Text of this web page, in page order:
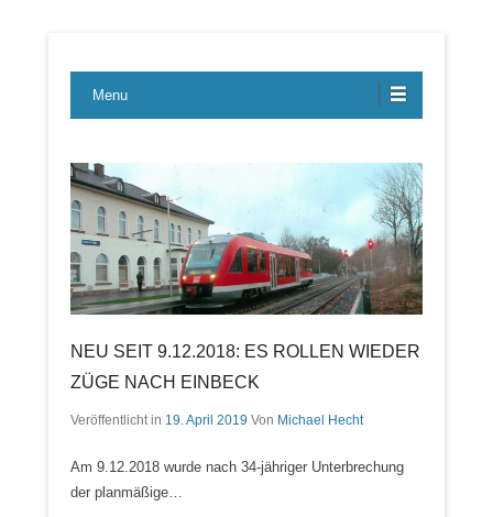
LBE-Express
Menu
NEU SEIT 9.12.2018: ES ROLLEN WIEDER
ZÜGE NACH EINBECK
Veröffentlicht in 19. April 2019 Von Michael Hecht
Am 9.12.2018 wurde nach 34-jähriger Unterbrechung
der planmäßige…